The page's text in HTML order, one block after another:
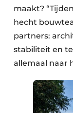
maakt?
hecht
partners:
stabiliteit en
allemaal naar